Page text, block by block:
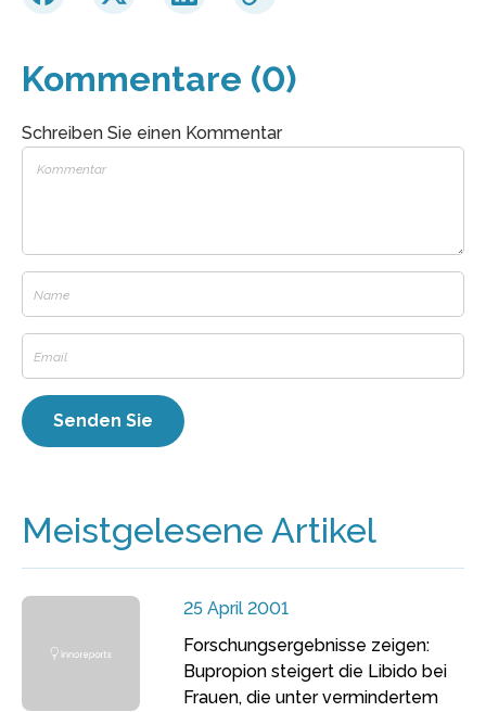
Kommentare (0)
Schreiben Sie einen Kommentar
Meistgelesene Artikel
25 April 2001
Forschungsergebnisse zeigen:
Bupropion steigert die Libido bei
Frauen, die unter vermindertem